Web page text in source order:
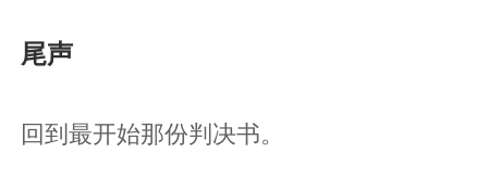
尾声
回到最开始那份判决书。